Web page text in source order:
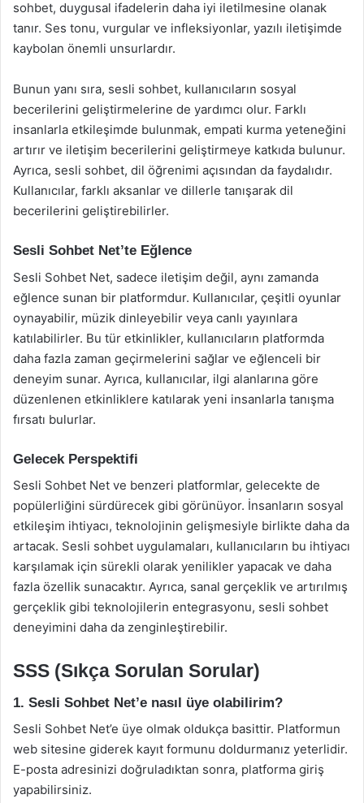
sohbet, duygusal ifadelerin daha iyi iletilmesine olanak
tanır. Ses tonu, vurgular ve infleksiyonlar, yazılı iletişimde
kaybolan önemli unsurlardır.
Bunun yanı sıra, sesli sohbet, kullanıcıların sosyal
becerilerini geliştirmelerine de yardımcı olur. Farklı
insanlarla etkileşimde bulunmak, empati kurma yeteneğini
artırır ve iletişim becerilerini geliştirmeye katkıda bulunur.
Ayrıca, sesli sohbet, dil öğrenimi açısından da faydalıdır.
Kullanıcılar, farklı aksanlar ve dillerle tanışarak dil
becerilerini geliştirebilirler.
Sesli Sohbet Net’te Eğlence
Sesli Sohbet Net, sadece iletişim değil, aynı zamanda
eğlence sunan bir platformdur. Kullanıcılar, çeşitli oyunlar
oynayabilir, müzik dinleyebilir veya canlı yayınlara
katılabilirler. Bu tür etkinlikler, kullanıcıların platformda
daha fazla zaman geçirmelerini sağlar ve eğlenceli bir
deneyim sunar. Ayrıca, kullanıcılar, ilgi alanlarına göre
düzenlenen etkinliklere katılarak yeni insanlarla tanışma
fırsatı bulurlar.
Gelecek Perspektifi
Sesli Sohbet Net ve benzeri platformlar, gelecekte de
popülerliğini sürdürecek gibi görünüyor. İnsanların sosyal
etkileşim ihtiyacı, teknolojinin gelişmesiyle birlikte daha da
artacak. Sesli sohbet uygulamaları, kullanıcıların bu ihtiyacı
karşılamak için sürekli olarak yenilikler yapacak ve daha
fazla özellik sunacaktır. Ayrıca, sanal gerçeklik ve artırılmış
gerçeklik gibi teknolojilerin entegrasyonu, sesli sohbet
deneyimini daha da zenginleştirebilir.
SSS (Sıkça Sorulan Sorular)
1. Sesli Sohbet Net’e nasıl üye olabilirim?
Sesli Sohbet Net’e üye olmak oldukça basittir. Platformun
web sitesine giderek kayıt formunu doldurmanız yeterlidir.
E-posta adresinizi doğruladıktan sonra, platforma giriş
yapabilirsiniz.